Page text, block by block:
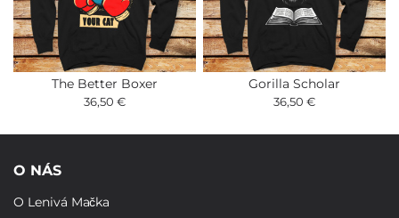
The Better Boxer
36,50 €
Gorilla Scholar
36,50 €
O NÁS
O Lenivá Mačka